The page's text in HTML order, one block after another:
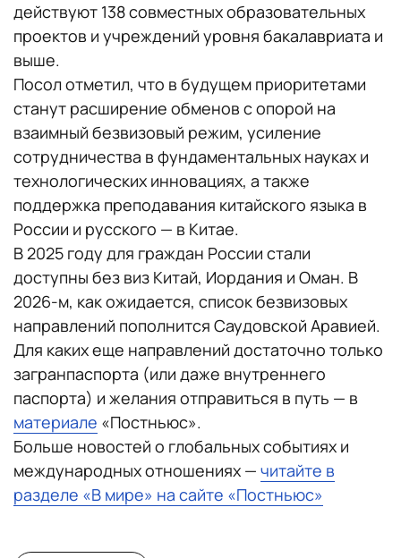
действуют 138 совместных образовательных
проектов и учреждений уровня бакалавриата и
выше.
Посол отметил, что в будущем приоритетами
станут расширение обменов с опорой на
взаимный безвизовый режим, усиление
сотрудничества в фундаментальных науках и
технологических инновациях, а также
поддержка преподавания китайского языка в
России и русского — в Китае.
В 2025 году для граждан России стали
доступны без виз Китай, Иордания и Оман. В
2026-м, как ожидается, список безвизовых
направлений пополнится Саудовской Аравией.
Для каких еще направлений достаточно только
загранпаспорта (или даже внутреннего
паспорта) и желания отправиться в путь — в
материале «Постньюс».
Больше новостей о глобальных событиях и
международных отношениях — читайте в
разделе «В мире» на сайте «Постньюс»